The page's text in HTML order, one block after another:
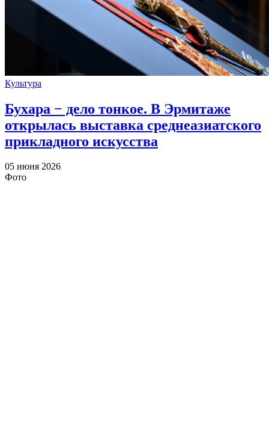
Культура
Бухара − дело тонкое. В Эрмитаже
открылась выставка среднеазиатского
прикладного искусства
05 июня 2026
Фото